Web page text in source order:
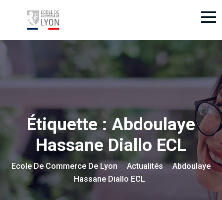
Étiquette : Abdoulaye
Hassane Diallo ECL
Ecole De Commerce De Lyon Actualités >Abdoulaye
Hassane Diallo ECL